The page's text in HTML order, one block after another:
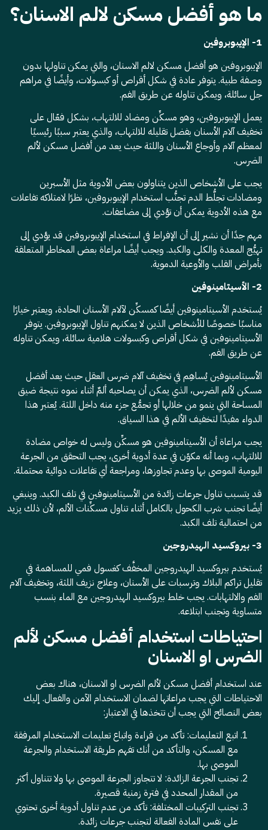
ما هو أفضل مسكن لالم الاسنان؟
1- الإيبوبروفين
الإيبوبروفين هو أفضل مسكن لالم الاسنان، والتي يمكن تناولها بدون
وصفة طبية. يتوفر عادة في شكل أقراص أو كبسولات، وأيضًا في مراهم
جل سائلة، ويمكن تناوله عن طريق الفم.
يعمل الإيبوبروفين، وهو مسكِّن ومضاد للالتهاب، بشكل فعّال على
تخفيف آلام الأسنان بفضل تقليله للالتهاب، والذي يعتبر سببًا رئيسيًا
لمعظم آلام وأوجاع الأسنان واللثة حيث يعد من أفضل مسكن لألم
الضرس.
يجب على الأشخاص الذين يتناولون بعض الأدوية مثل الأسبرين
ومضادات تجلُّط الدم تجنُّب استخدام الإيبوبروفين، نظرًا لامتلاكه تفاعلات
مع هذه الأدوية يمكن أن تؤدي إلى مضاعفات.
مهم جدًا أن نشير إلى أن الإفراط في استخدام الإيبوبروفين قد يؤدي إلى
تهيُّج المعدة والكلى والكبد. ويجب أيضًا مراعاة بعض المخاطر المتعلقة
بأمراض القلب والأوعية الدموية.
2- الأسيتامينوفين
يُستخدم الأسيتامينوفين أيضًا كمسكِّن لآلام الأسنان الحادة، ويعتبر خيارًا
مناسبًا خصوصًا للأشخاص الذين لا يمكنهم تناول الإيبوبروفين. يتوفر
الأسيتامينوفين في شكل أقراص وكبسولات هلامية سائلة، ويمكن تناوله
عن طريق الفم.
الأسيتامينوفين يُساهِم في تخفيف آلام ضرس العقل حيث يعد أفضل
مسكن لألم الضرس، الذي يمكن أن يصاحبه ألمٌ أثناء نموه نتيجة ضيق
المساحة التي ينمو من خلالها أو تجمُّع جزء منه داخل اللثة. يُعتبر هذا
الدواء مفيدًا لتخفيف الألم في هذا السياق.
يجب مراعاة أن الأسيتامينوفين هو مسكِّن وليس له خواص مضادة
للالتهاب، وبما أنه مكوّن في عدة أدوية أخرى، يجب التحقق من الجرعة
اليومية الموصى بها وعدم تجاوزها، ومراجعة أي تفاعلات دوائية محتملة.
قد يتسبب تناول جرعات زائدة من الأسيتامينوفين في تلف الكبد. وينبغي
أيضًا تجنب شرب الكحول بالكامل أثناء تناول مسكِّنات الألم، لأن ذلك يزيد
من احتمالية تلف الكبد.
3- بيروكسيد الهيدروجين
يُستخدم بيروكسيد الهيدروجين المخفَّف كغسول فمي للمساهمة في
تقليل تراكم البلاك وترسبات على الأسنان، وعلاج نزيف اللثة، وتخفيف آلام
الفم والالتهابات. يجب خلط بيروكسيد الهيدروجين مع الماء بنسب
متساوية وتجنب ابتلاعه.
احتياطات استخدام أفضل مسكن لألم
الضرس او الاسنان
عند استخدام أفضل مسكن لألم الضرس او الاسنان، هناك بعض
الاحتياطات التي يجب مراعاتها لضمان الاستخدام الآمن والفعال. إليك
بعض النصائح التي يجب أن تتخذها في الاعتبار:
اتبع التعليمات: تأكد من قراءة واتباع تعليمات الاستخدام المرفقة
مع المسكن، والتأكد من أنك تفهم طريقة الاستخدام والجرعة
الموصى بها.
تجنب الجرعة الزائدة: لا تتجاوز الجرعة الموصى بها ولا تتناول أكثر
من المقدار المحدد في فترة زمنية قصيرة.
تجنب التركيبات المختلفة: تأكد من عدم تناول أدوية أخرى تحتوي
على نفس المادة الفعالة لتجنب جرعات زائدة.